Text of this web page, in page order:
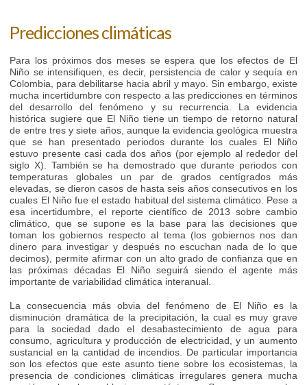
Predicciones climáticas
Para los próximos dos meses se espera que los efectos de El
Niño se intensifiquen, es decir, persistencia de calor y sequía en
Colombia, para debilitarse hacia abril y mayo. Sin embargo, existe
mucha incertidumbre con respecto a las predicciones en términos
del desarrollo del fenómeno y su recurrencia. La evidencia
histórica sugiere que El Niño tiene un tiempo de retorno natural
de entre tres y siete años, aunque la evidencia geológica muestra
que se han presentado periodos durante los cuales El Niño
estuvo presente casi cada dos años (por ejemplo al rededor del
siglo X). También se ha demostrado que durante periodos con
temperaturas globales un par de grados centígrados más
elevadas, se dieron casos de hasta seis años consecutivos en los
cuales El Niño fue el estado habitual del sistema climático. Pese a
esa incertidumbre, el reporte científico de 2013 sobre cambio
climático, que se supone es la base para las decisiones que
toman los gobiernos respecto al tema (los gobiernos nos dan
dinero para investigar y después no escuchan nada de lo que
decimos), permite afirmar con un alto grado de confianza que en
las próximas décadas El Niño seguirá siendo el agente más
importante de variabilidad climática interanual.
La consecuencia más obvia del fenómeno de El Niño es la
disminución dramática de la precipitación, la cual es muy grave
para la sociedad dado el desabastecimiento de agua para
consumo, agricultura y producción de electricidad, y un aumento
sustancial en la cantidad de incendios. De particular importancia
son los efectos que este asunto tiene sobre los ecosistemas, la
presencia de condiciones climáticas irregulares genera mucha